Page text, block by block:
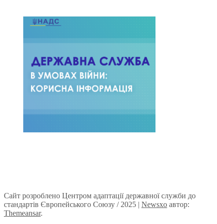
Сайт розроблено Центром адаптації державної служби до
стандартів Європейського Союзу / 2025 | Newsxo автор:
Themeansar.